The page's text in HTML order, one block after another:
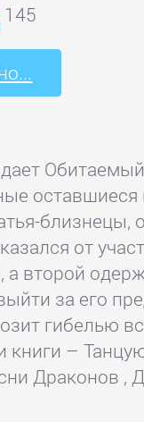
145
близнецы,
от
а второй
за его
гибелью
книги –
Драконов ,